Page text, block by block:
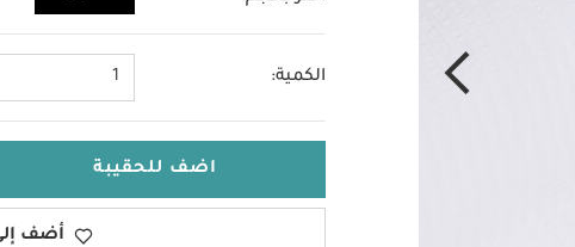
الكمية: 1
اضف للحقيبة
أضف